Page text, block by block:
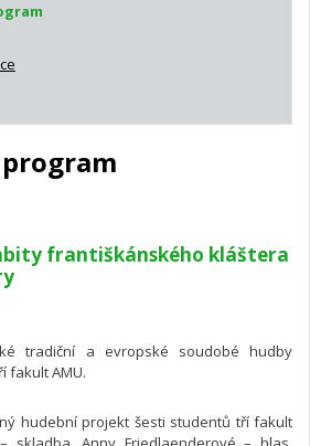
františkánského kláštera
tradiční a evropské soudobé hudby
fakult AMU.
hudební projekt šesti studentů tří fakult